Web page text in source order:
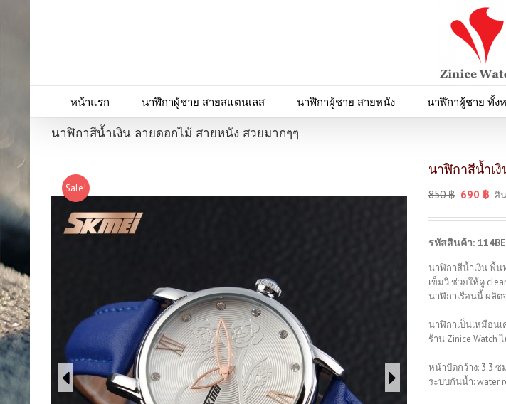
หน้าแรก นาฬิกาผู้ชาย สายสแตนเลส นาฬิกาผู้ชาย สายหนัง นาฬิกาผู้ชาย ทั้ง
นาฬิกาสีน้ำเงิน ลายดอกไม้ สายหนัง สวยมากๆๆ
Sale!
นาฬิกาสีน้ำเ
850฿ 690 ฿ สิ
รหัสสินค้า: 114BE
นาฬิกาสีน้ำเงิน พื้
เข็มวิ ช่วยให้ดู
นาฬิกาเรือนนี้ ผลิ
นาฬิกาเป็นเหมือน
ร้าน Zinice
หน้าปัดกว้าง: 3.3 ซ
ระบบกันน้ำ: water